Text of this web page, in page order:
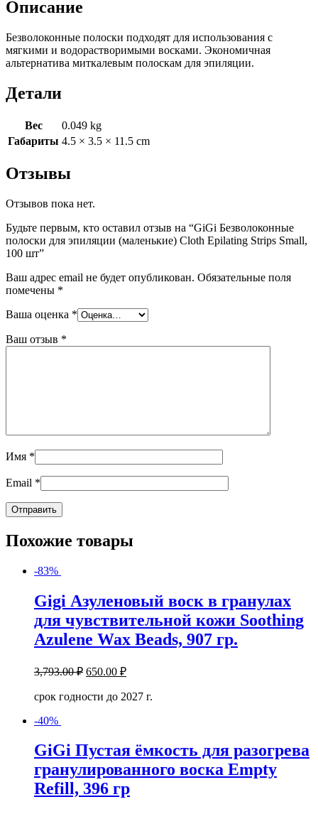
Cloth
Strips
Small,
100
Описание
Безволоконные полоски подходят для использования с
мягкими и водорастворимыми восками. Экономичная
альтернатива миткалевым полоскам для эпиляции.
Детали
Вес
0.049 kg
Габариты 4.5 × 3.5 × 11.5 cm
Отзывы
Отзывов пока нет.
Будьте первым, кто оставил отзыв на “GiGi Безволоконные
полоски для эпиляции (маленькие) Cloth Epilating Strips Small,
100 шт”
Ваш адрес email не будет опубликован. Обязательные поля
помечены *
Ваша оценка *
Ваш отзыв *
Имя *
Email *
Похожие товары
-83%
Gigi Азуленовый воск в гранулах
для чувствительной кожи Soothing
Azulene Wax Beads, 907 гр.
3,793.00₽ 650.00 ₽
срок годности до 2027 г.
-40%
GiGi Пустая ёмкость для разогрева
гранулированного воска Empty
Refill, 396 гр